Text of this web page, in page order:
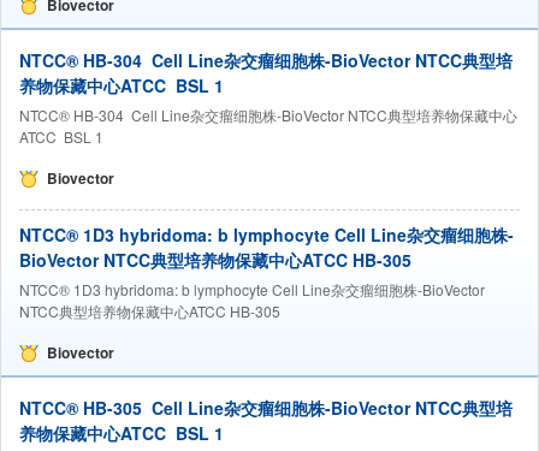
Biovector
NTCC® HB-304 Cell Line杂交瘤细胞株-BioVector NTCC典型培
养物保藏中心ATCC BSL 1
NTCC® HB-304 Cell Line杂交瘤细胞株-BioVector NTCC典型培养物保藏中心
ATCC BSL 1
Biovector
NTCC® 1D3 hybridoma: b lymphocyte Cell Line杂交瘤细胞株-
BioVector NTCC典型培养物保藏中心ATCC HB-305
NTCC® 1D3 hybridoma: b lymphocyte Cell Line杂交瘤细胞株-BioVector
NTCC典型培养物保藏中心ATCC HB-305
Biovector
NTCC® HB-305 Cell Line杂交瘤细胞株-BioVector NTCC典型培
养物保藏中心ATCC BSL 1